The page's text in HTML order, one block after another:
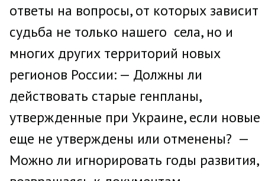
ответы на вопросы, от которых зависит
судьба не только нашего села, но и
многих других территорий новых
регионов России: — Должны ли
действовать старые генпланы,
утвержденные при Украине, если новые
еще не утверждены или отменены? —
Можно ли игнорировать годы развития,